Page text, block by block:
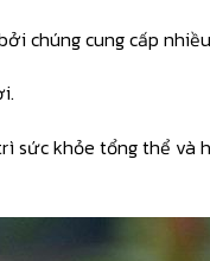
chúng cung cấp
sức khỏe tổng thể